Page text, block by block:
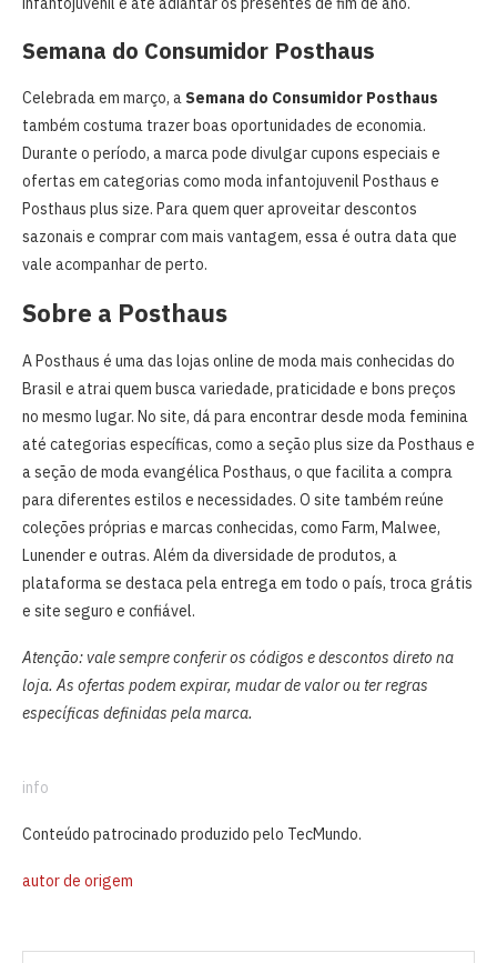
Semana do Consumidor Posthaus
Celebrada em março, a Semana do Consumidor Posthaus
também costuma trazer boas oportunidades de economia.
Durante o período, a marca pode divulgar cupons especiais e
ofertas em categorias como moda infantojuvenil Posthaus e
Posthaus plus size. Para quem quer aproveitar descontos
sazonais e comprar com mais vantagem, essa é outra data que
vale acompanhar de perto.
Sobre a Posthaus
A Posthaus é uma das lojas online de moda mais conhecidas do
Brasil e atrai quem busca variedade, praticidade e bons preços
no mesmo lugar. No site, dá para encontrar desde moda feminina
até categorias específicas, como a seção plus size da Posthaus e
a seção de moda evangélica Posthaus, o que facilita a compra
para diferentes estilos e necessidades. O site também reúne
coleções próprias e marcas conhecidas, como Farm, Malwee,
Lunender e outras. Além da diversidade de produtos, a
plataforma se destaca pela entrega em todo o país, troca grátis
e site seguro e confiável.
Atenção: vale sempre conferir os códigos e descontos direto na
loja. As ofertas podem expirar, mudar de valor ou ter regras
específicas definidas pela marca.
info
Conteúdo patrocinado produzido pelo TecMundo.
autor de origem